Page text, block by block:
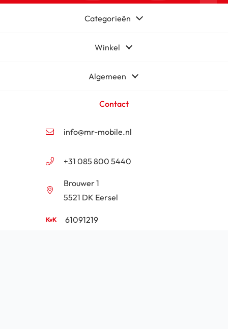
Categorieën
Winkel
Algemeen
Contact
info@mr-mobile.nl
+31 085 800 5440
Brouwer 1
5521 DK Eersel
61091219